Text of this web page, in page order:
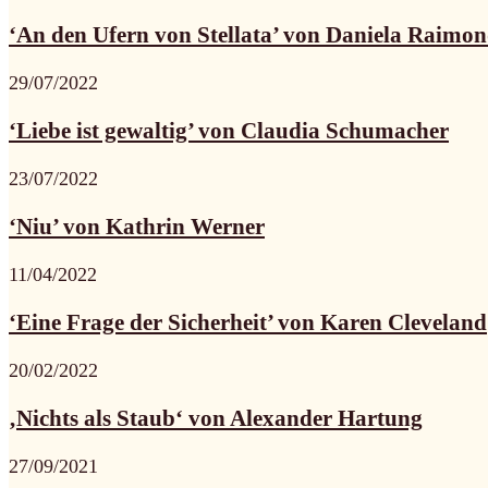
‘An den Ufern von Stellata’ von Daniela
29/07/2022
‘Liebe ist gewaltig’ von Claudia Schumacher
23/07/2022
‘Niu’ von Kathrin Werner
11/04/2022
‘Eine Frage der Sicherheit’ von Karen Cleveland
20/02/2022
‚Nichts als Staub‘ von Alexander Hartung
27/09/2021